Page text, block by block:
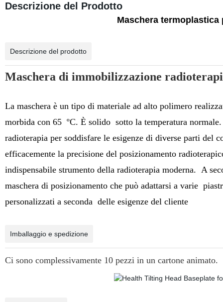
Descrizione del Prodotto
Maschera
Descrizione del prodotto
Maschera di immobilizzazione
La maschera è un tipo di materiale ad alto polimero
morbidacon 65 ºC. È solido sotto la temperatura normale
radioterapia per soddisfare le esigenze di diverse parti del
efficacemente la precisione del posizionamento
indispensabile strumento della radioterapia moderna. A
maschera di posizionamentoche può adattarsi a varie
personalizzati a seconda delle esigenze del cliente
Imballaggio e spedizione
Ci sono complessivamente 10 pezzi in un cartone animato.